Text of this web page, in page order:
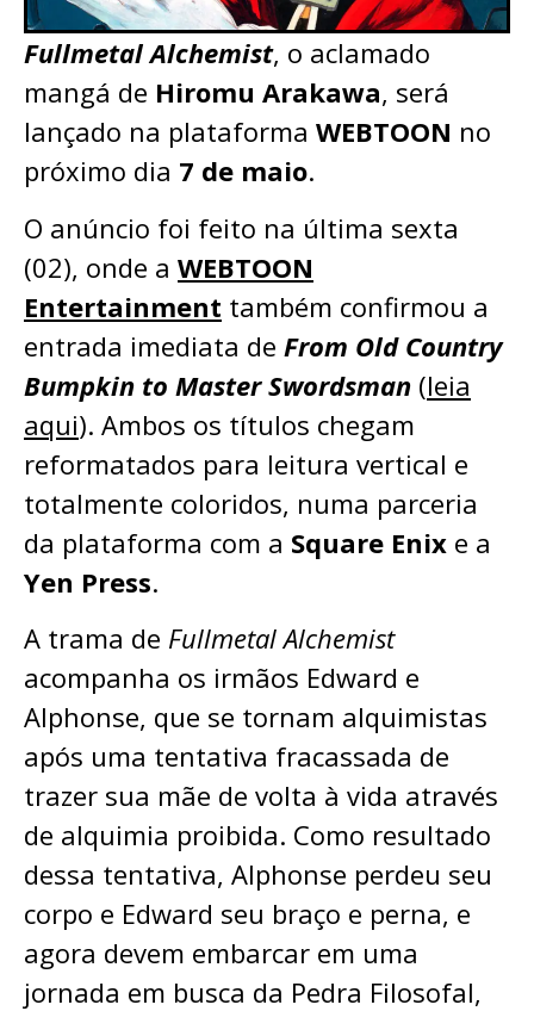
Fullmetal Alchemist, o aclamado
mangá de Hiromu Arakawa, será
lançado na plataforma WEBTOON no
próximo dia 7 de maio.
O anúncio foi feito na última sexta
(02), onde a WEBTOON
Entertainment também confirmou a
entrada imediata de From Old Country
Bumpkin to Master Swordsman (leia
aqui). Ambos os títulos chegam
reformatados para leitura vertical e
totalmente coloridos, numa parceria
da plataforma com a Square Enix e a
Yen Press.
A trama de Fullmetal Alchemist
acompanha os irmãos Edward e
Alphonse, que se tornam alquimistas
após uma tentativa fracassada de
trazer sua mãe de volta à vida através
de alquimia proibida. Como resultado
dessa tentativa, Alphonse perdeu seu
corpo e Edward seu braço e perna, e
agora devem embarcar em uma
jornada em busca da Pedra Filosofal,